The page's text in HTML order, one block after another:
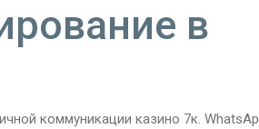
в
коммуникации казино 7к.